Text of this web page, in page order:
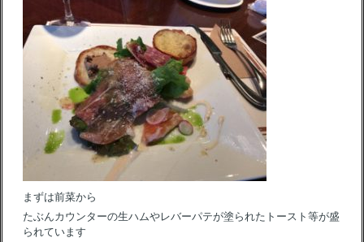
まずは前菜から
たぶんカウンターの生ハムやレバーパテが塗られたトースト等が盛
られています